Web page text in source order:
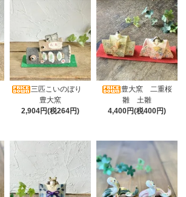
三匹こいのぼり
豊大窯
2,904円(税264円)
豊大窯 二重桜
雛 土雛
4,400円(税400円)